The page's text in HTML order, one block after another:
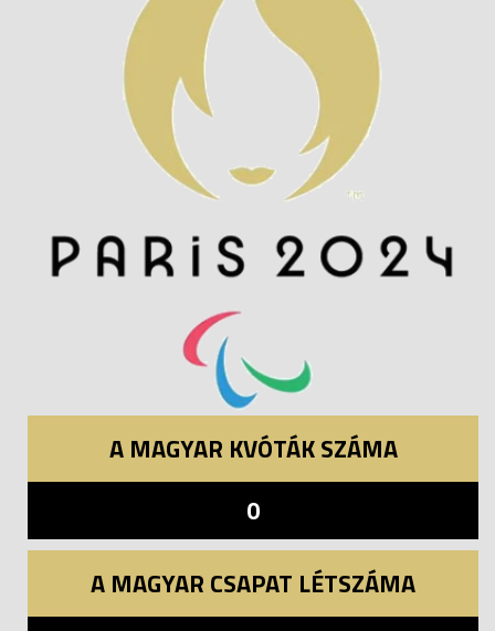
A MAGYAR KVÓTÁK SZÁMA
0
A MAGYAR CSAPAT LÉTSZÁMA